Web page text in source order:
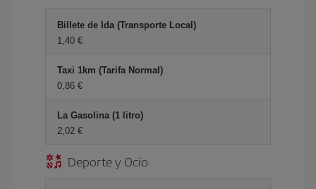
Billete de Ida (Transporte Local)
1,40 €
Taxi 1km (Tarifa Normal)
0,86 €
La Gasolina (1 litro)
2,02 €
Deporte y Ocio